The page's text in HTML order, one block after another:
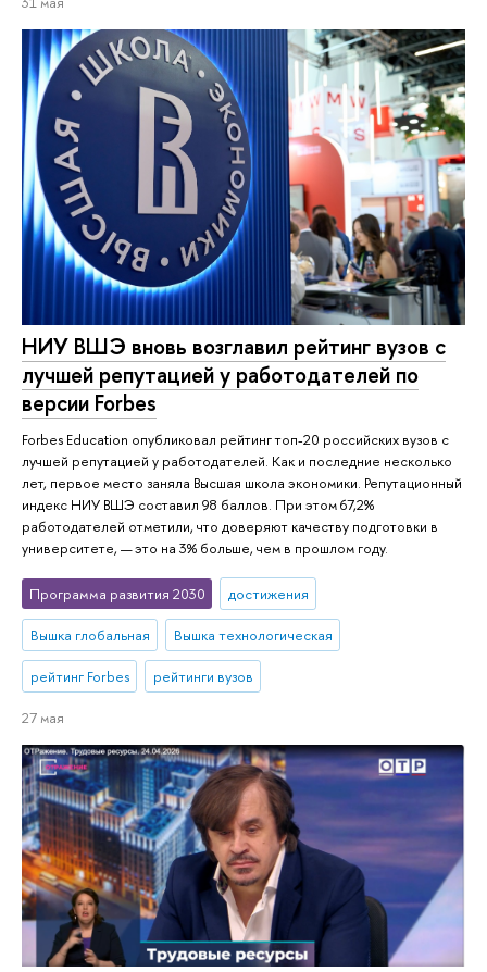
НИУ ВШЭ вновь возглавил рейтинг вузов с
лучшей репутацией у работодателей по
версии Forbes
Forbes Education опубликовал рейтинг топ-20 российских вузов с
лучшей репутацией у работодателей. Как и последние несколько
лет, первое место заняла Высшая школа экономики. Репутационный
индекс НИУ ВШЭ составил 98 баллов. При этом 67,2%
работодателей отметили, что доверяют качеству подготовки в
университете, — это на 3% больше, чем в прошлом году.
Программа развития 2030 достижения
Вышка глобальная Вышка технологическая
рейтинг Forbes рейтинги вузов
27 мая